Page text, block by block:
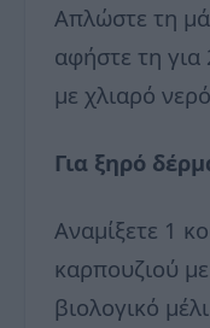
Απλώστε τη
αφήστε τη για
με χλιαρό
Για ξηρό
Αναμίξετε 1
καρπουζιού
βιολογικό